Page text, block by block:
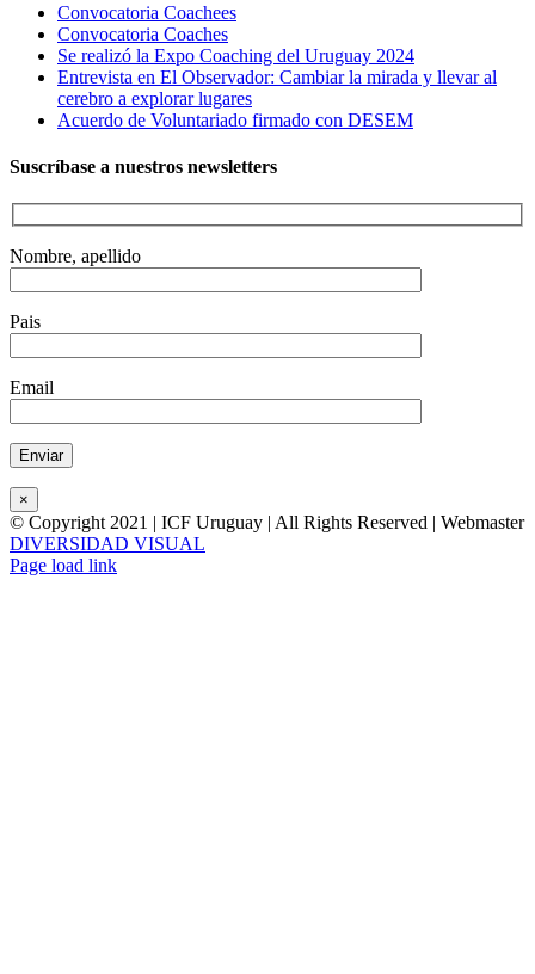
Convocatoria Coachees
Convocatoria Coaches
Se realizó la Expo Coaching del Uruguay 2024
Entrevista en El Observador: Cambiar la mirada y llevar al
cerebro a explorar lugares
Acuerdo de Voluntariado firmado con DESEM
Suscríbase a nuestros newsletters
Nombre, apellido
Pais
Email
×
© Copyright 2021 | ICF Uruguay | All Rights Reserved | Webmaster
DIVERSIDAD VISUAL
Instagram
Facebook
LinkedIn
YouTube
Correo
Page load link